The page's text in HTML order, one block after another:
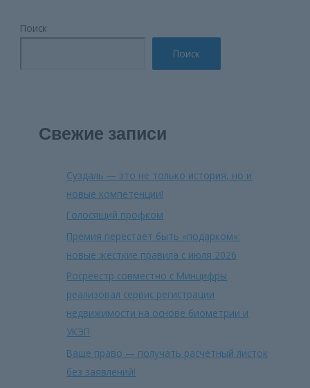
Поиск
Поиск
Свежие записи
Суздаль — это не только история, но и
новые компетенции!
Голосящий профком
Премия перестает быть «подарком»:
новые жесткие правила с июля 2026
Росреестр совместно с Минцифры
реализовал сервис регистрации
недвижимости на основе биометрии и
УКЭП
Ваше право — получать расчетный листок
без заявлений!